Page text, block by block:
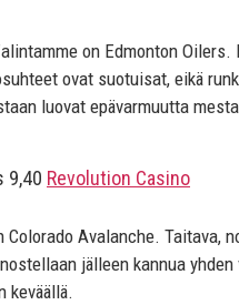
on Edmonton
ovat suotuisat, eikä
luovat epävarmuutta
9,40 Revolution Casino
Avalanche.
jälleen kannua
keväällä.